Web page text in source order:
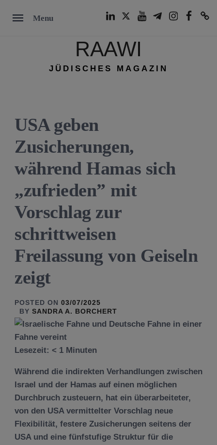
Menu
RAAWI
JÜDISCHES MAGAZIN
USA geben
Zusicherungen,
während Hamas sich
„zufrieden” mit
Vorschlag zur
schrittweisen
Freilassung von Geiseln
zeigt
POSTED ON 03/07/2025
BY SANDRA A. BORCHERT
Lesezeit: < 1 Minuten
Während die indirekten Verhandlungen zwischen
Israel und der Hamas auf einen möglichen
Durchbruch zusteuern, hat ein überarbeiteter,
von den USA vermittelter Vorschlag neue
Flexibilität, festere Zusicherungen seitens der
USA und eine fünfstufige Struktur für die